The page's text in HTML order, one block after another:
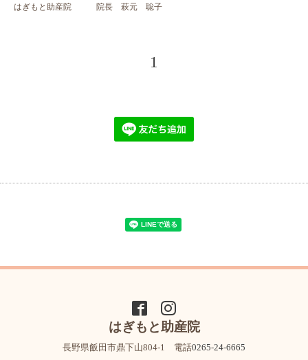
はぎもと助産院 院長 萩元 聡子
1
はぎもと助産院
長野県飯田市鼎下山804-1 電話0265-24-6665